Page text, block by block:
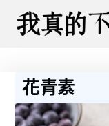
花青素